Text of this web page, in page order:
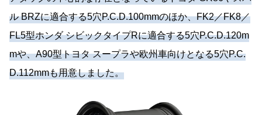
ル BRZに適合する5穴P.C.D.100mmのほか、FK2／FK8／
FL5型ホンダ シビックタイプRに適合する5穴P.C.D.120m
mや、A90型トヨタ スープラや欧州車向けとなる5穴P.C.
D.112mmも用意しました。